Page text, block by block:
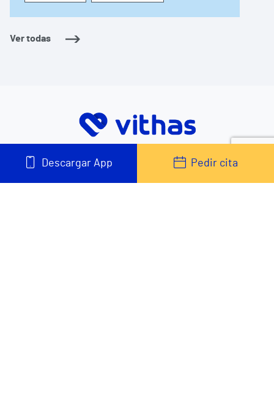
Ver todas
radiació solar
Descargar App Pedir cita